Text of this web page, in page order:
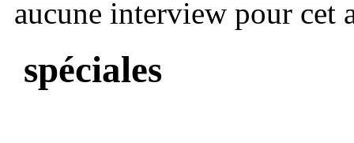
aucune interview pour cet
spéciales